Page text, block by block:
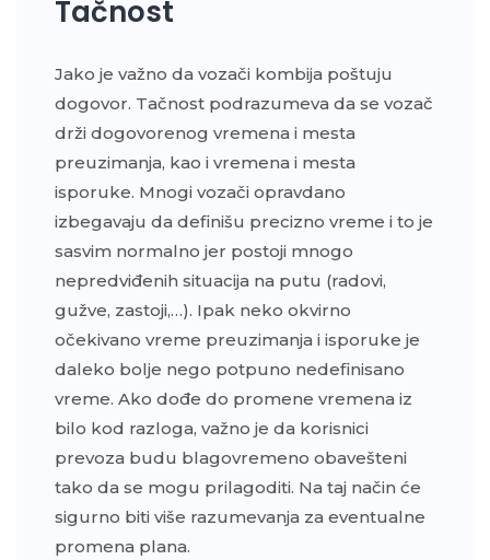
Tačnost
Jako je važno da vozači kombija poštuju
dogovor. Tačnost podrazumeva da se vozač
drži dogovorenog vremena i mesta
preuzimanja, kao i vremena i mesta
isporuke. Mnogi vozači opravdano
izbegavaju da definišu precizno vreme i to je
sasvim normalno jer postoji mnogo
nepredviđenih situacija na putu (radovi,
gužve, zastoji,…). Ipak neko okvirno
očekivano vreme preuzimanja i isporuke je
daleko bolje nego potpuno nedefinisano
vreme. Ako dođe do promene vremena iz
bilo kod razloga, važno je da korisnici
prevoza budu blagovremeno obavešteni
tako da se mogu prilagoditi. Na taj način će
sigurno biti više razumevanja za eventualne
promena plana.